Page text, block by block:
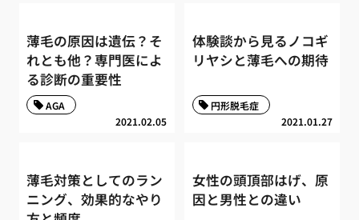
薄毛の原因は遺伝？そ
れとも他？専門医によ
る診断の重要性
2021.02.05
AGA
体験談から見るノコギ
リヤシと薄毛への期待
2021.01.27
円形脱毛症
薄毛対策としてのラン
ニング、効果的なやり
女性の頭頂部はげ、原
因と男性との違い